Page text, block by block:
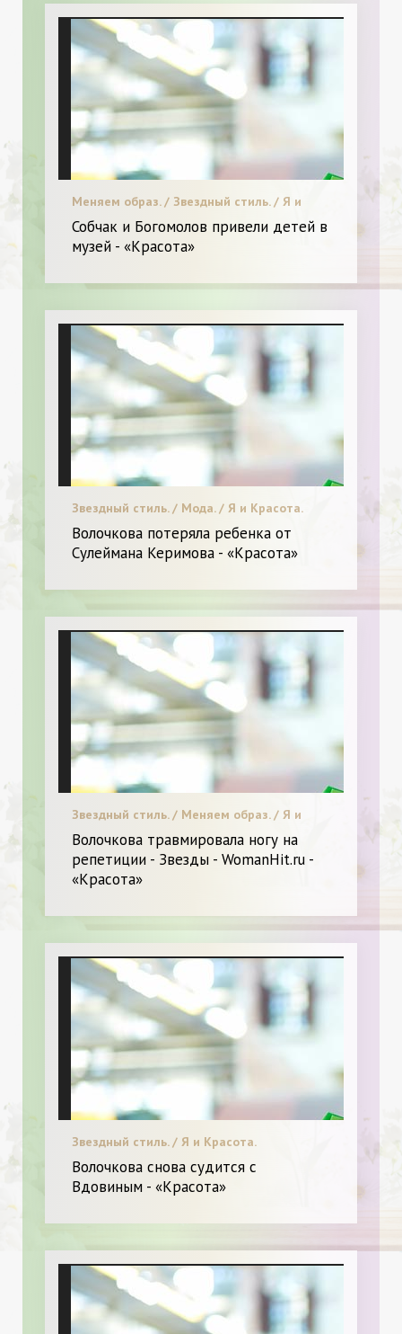
Меняем образ. / Звездный стиль. / Я и
Красота.
Собчак и Богомолов привели детей в
музей - «Красота»
Звездный стиль. / Мода. / Я и Красота.
Волочкова потеряла ребенка от
Сулеймана Керимова - «Красота»
Звездный стиль. / Меняем образ. / Я и
Красота.
Волочкова травмировала ногу на
репетиции - Звезды - WomanHit.ru -
«Красота»
Звездный стиль. / Я и Красота.
Волочкова снова судится с
Вдовиным - «Красота»